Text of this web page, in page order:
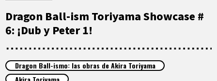
LO MÁS DESTACADO
VÍDEOS
ARTÍCULOS
Dragon Ball-ism Toriyama Showcase #
6: ¡Dub y Peter 1!
Dragon Ball-ismo: las obras de Akira Toriyama